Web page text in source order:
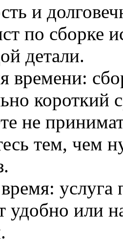
и
по сборке
детали.
времени:
короткий
не
тем, чем
услуга
удобно или